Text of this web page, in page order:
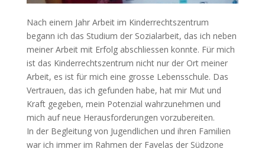
Nach einem Jahr Arbeit im Kinderrechtszentrum
begann ich das Studium der Sozialarbeit, das ich neben
meiner Arbeit mit Erfolg abschliessen konnte. Für mich
ist das Kinderrechtszentrum nicht nur der Ort meiner
Arbeit, es ist für mich eine grosse Lebensschule. Das
Vertrauen, das ich gefunden habe, hat mir Mut und
Kraft gegeben, mein Potenzial wahrzunehmen und
mich auf neue Herausforderungen vorzubereiten.
In der Begleitung von Jugendlichen und ihren Familien
war ich immer im Rahmen der Favelas der Südzone